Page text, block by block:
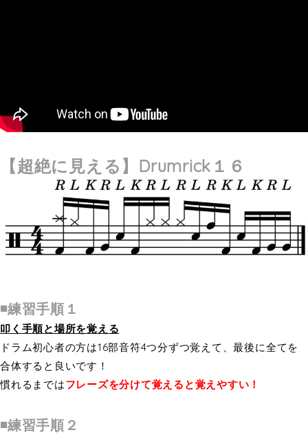
【超絶に見える】 Drumrick１６
◾️練習手順１
叩く手順と場所を覚える
ドラム初心者の方は16部音符4つ分ずつ覚えて、最後に全てを
合体すると良いです！
慣れるまではフレーズを分けて覚えると覚えやすい！
◾️練習手順２